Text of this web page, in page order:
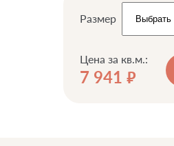
Размер
Цена за кв.м.:
7 941 руб.